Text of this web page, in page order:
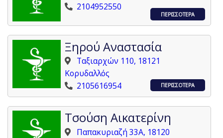
2104952550
ΠΕΡΙΣΣΟΤΕΡΑ
Ξηρού Αναστασία
Ταξιαρχών 110, 18121
Κορυδαλλός
2105616954
ΠΕΡΙΣΣΟΤΕΡΑ
Τσούση Αικατερίνη
Παπακυριαζή 33Α, 18120